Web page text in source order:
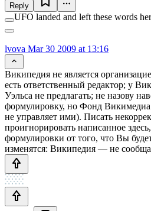
Reply
UFO landed and left these words
lvova Mar 30 2009 at 13:16
Википедия не является
есть ответственный редактор; у
Уэльса не предлагать; не назову
формулировку, но Фонд
не управляет ими). Писать
проигнорировать написанное
формулировки от того, что Вы
изменятся: Википедия — не